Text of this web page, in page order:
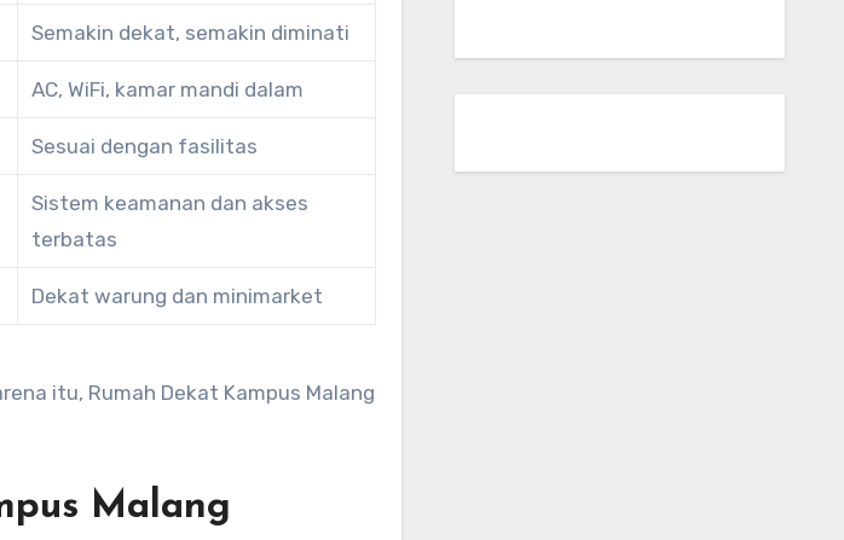
Semakin dekat, semakin diminati
AC, WiFi, kamar mandi dalam
Sesuai dengan fasilitas
Sistem keamanan dan akses
terbatas
Dekat warung dan minimarket
itu, Rumah Dekat Kampus Malang
Malang